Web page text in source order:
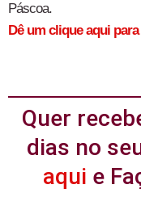
Páscoa.
Dê um clique aqui
Quer
dias no
aqui e